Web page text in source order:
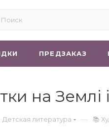
ПРЕДЗАКАЗ
на
Детская литература — 📚